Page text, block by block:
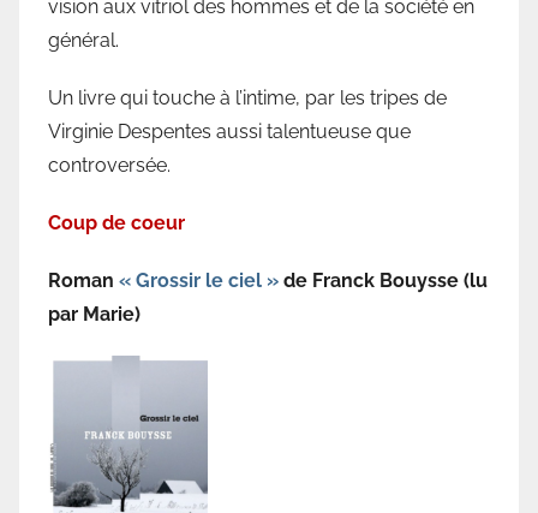
vision aux vitriol des hommes et de la société en
général.
Un livre qui touche à l’intime, par les tripes de
Virginie Despentes aussi talentueuse que
controversée.
Coup de coeur
Roman « Grossir le ciel » de Franck Bouysse (lu
par Marie)